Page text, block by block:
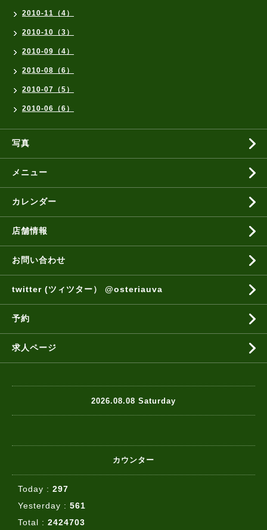
2010-11（4）
2010-10（3）
2010-09（4）
2010-08（6）
2010-07（5）
2010-06（6）
写真
メニュー
カレンダー
店舗情報
お問い合わせ
twitter (ツィツター） @osteriauva
予約
求人ページ
2026.08.08 Saturday
カウンター
Today : 297
Yesterday : 561
Total : 2424703